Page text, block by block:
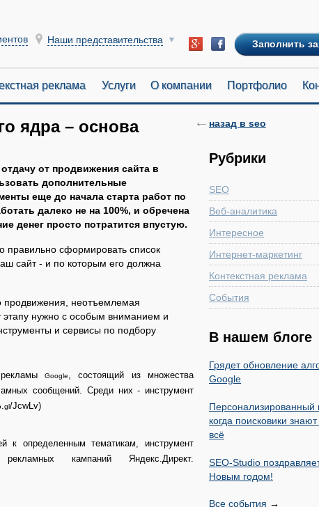
Наши представительства Заполнить
реклама Услуги О компании Портфолио
ядра – основа
от продвижения сайта в
дополнительные
еще до начала старта работ по
далеко не на 100%, и обречена
денег просто потратится впустую.
правильно сформировать список
сайт - и по которым его должна
продвижения, неотъемлемая
нужно с особым вниманием и
и сервисы по подбору
Google, состоящий из множества
сообщений. Среди них - инструмент
.gl/JcwLv)
к определенным тематикам, инструмент
кампаний Яндекс.Директ.
назад в seo
Рубрики
SEO
Веб-аналитика
Интересное
Интернет-маркетинг
Контекстная реклама
События
В нашем блоге
Грядет обновление
Google
Персонализированный
когда поисковики
всё
SEO-Studio
Новым годом!
Все события →